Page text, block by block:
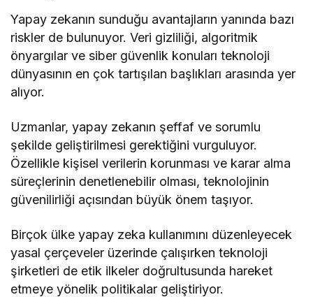
Yapay zekanın sunduğu avantajların yanında bazı
riskler de bulunuyor. Veri gizliliği, algoritmik
önyargılar ve siber güvenlik konuları teknoloji
dünyasının en çok tartışılan başlıkları arasında yer
alıyor.
Uzmanlar, yapay zekanın şeffaf ve sorumlu
şekilde geliştirilmesi gerektiğini vurguluyor.
Özellikle kişisel verilerin korunması ve karar alma
süreçlerinin denetlenebilir olması, teknolojinin
güvenilirliği açısından büyük önem taşıyor.
Birçok ülke yapay zeka kullanımını düzenleyecek
yasal çerçeveler üzerinde çalışırken teknoloji
şirketleri de etik ilkeler doğrultusunda hareket
etmeye yönelik politikalar geliştiriyor.